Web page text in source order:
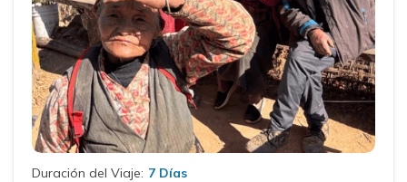
Duración del Viaje: 7 Días